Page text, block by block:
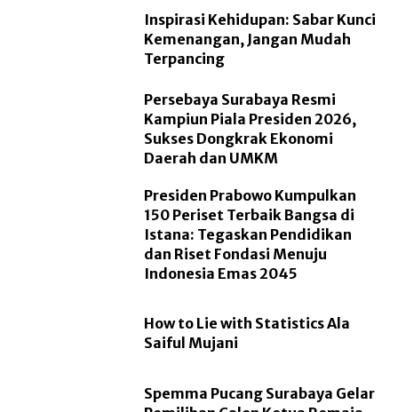
Inspirasi Kehidupan: Sabar Kunci
Kemenangan, Jangan Mudah
Terpancing
Persebaya Surabaya Resmi
Kampiun Piala Presiden 2026,
Sukses Dongkrak Ekonomi
Daerah dan UMKM
Presiden Prabowo Kumpulkan
150 Periset Terbaik Bangsa di
Istana: Tegaskan Pendidikan
dan Riset Fondasi Menuju
Indonesia Emas 2045
How to Lie with Statistics Ala
Saiful Mujani
Spemma Pucang Surabaya Gelar